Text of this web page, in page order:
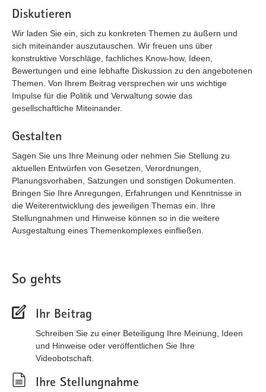
Diskutieren
Wir laden Sie ein, sich zu konkreten Themen zu äußern und
sich miteinander auszutauschen. Wir freuen uns über
konstruktive Vorschläge, fachliches Know-how, Ideen,
Bewertungen und eine lebhafte Diskussion zu den angebotenen
Themen. Von Ihrem Beitrag versprechen wir uns wichtige
Impulse für die Politik und Verwaltung sowie das
gesellschaftliche Miteinander.
Gestalten
Sagen Sie uns Ihre Meinung oder nehmen Sie Stellung zu
aktuellen Entwürfen von Gesetzen, Verordnungen,
Planungsvorhaben, Satzungen und sonstigen Dokumenten.
Bringen Sie Ihre Anregungen, Erfahrungen und Kenntnisse in
die Weiterentwicklung des jeweiligen Themas ein. Ihre
Stellungnahmen und Hinweise können so in die weitere
Ausgestaltung eines Themenkomplexes einfließen.
So gehts
Ihr Beitrag
Schreiben Sie zu einer Beteiligung Ihre Meinung, Ideen
und Hinweise oder veröffentlichen Sie Ihre
Videobotschaft.
Ihre Stellungnahme